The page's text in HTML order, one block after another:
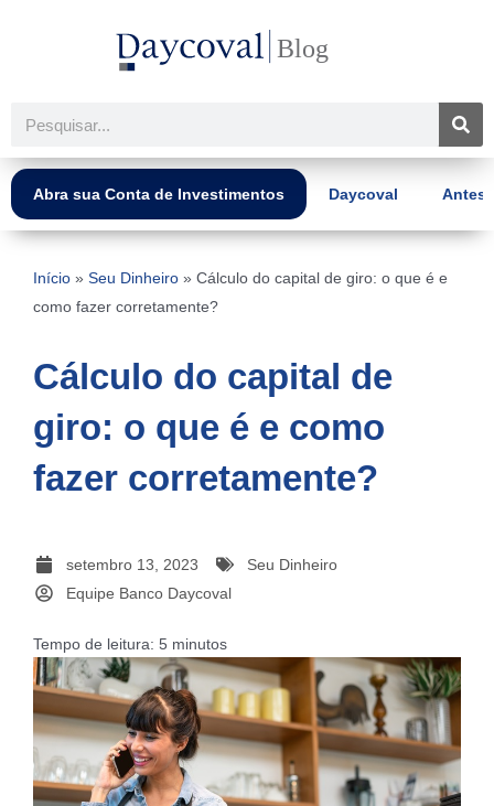
Pesquisar
Abra sua Conta de Investimentos Daycoval Antes
Início » Seu Dinheiro » Cálculo do capital de giro: o que é e
como fazer corretamente?
Cálculo do capital de
giro: o que é e como
fazer corretamente?
setembro 13, 2023
Seu Dinheiro
Equipe Banco Daycoval
Tempo de leitura: 5 minutos